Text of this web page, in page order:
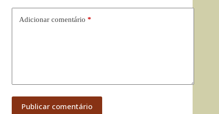
Adicionar comentário *
Publicar comentário